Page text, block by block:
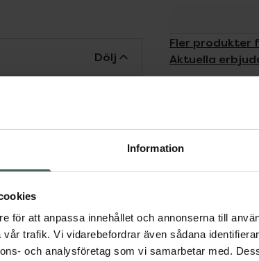
Information
för att anpassa innehållet och annonserna till
trafik. Vi vidarebefordrar även sådana
och analysföretag som vi samarbetar med.
Fler produkter
Aktuella
Dölj
skonsam
utan att störa dess
hjälp av fetter
men utan att torka
återfuktande,
som Glycerin,